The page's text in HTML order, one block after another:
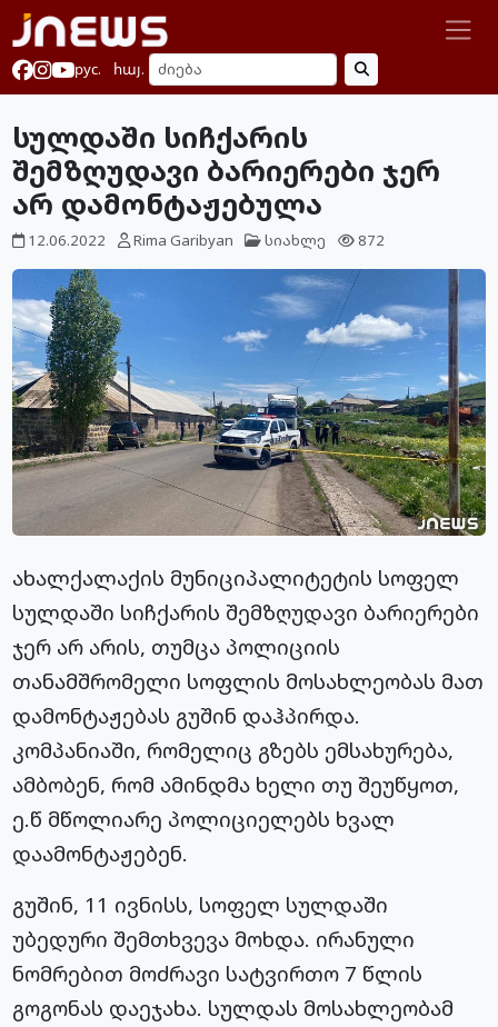
рус. հայ.
სულდაში სიჩქარის
შემზღუდავი ბარიერები ჯერ
არ დამონტაჟებულა
12.06.2022 Rima Garibyan სიახლე 872
ახალქალაქის მუნიციპალიტეტის სოფელ
სულდაში სიჩქარის შემზღუდავი ბარიერები
ჯერ არ არის, თუმცა პოლიციის
თანამშრომელი სოფლის მოსახლეობას მათ
დამონტაჟებას გუშინ დაჰპირდა.
კომპანიაში, რომელიც გზებს ემსახურება,
ამბობენ, რომ ამინდმა ხელი თუ შეუწყოთ,
ე.წ მწოლიარე პოლიციელებს ხვალ
დაამონტაჟებენ.
გუშინ, 11 ივნისს, სოფელ სულდაში
უბედური შემთხვევა მოხდა. ირანული
ნომრებით მოძრავი სატვირთო 7 წლის
გოგონას დაეჯახა. სულდას მოსახლეობამ